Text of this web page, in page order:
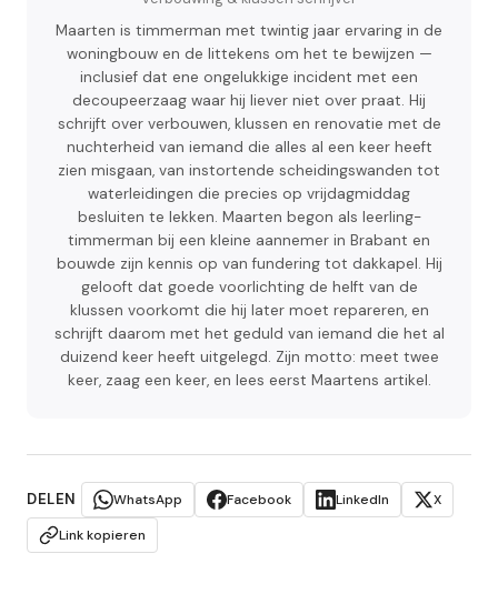
Maarten is timmerman met twintig jaar ervaring in de
woningbouw en de littekens om het te bewijzen —
inclusief dat ene ongelukkige incident met een
decoupeerzaag waar hij liever niet over praat. Hij
schrijft over verbouwen, klussen en renovatie met de
nuchterheid van iemand die alles al een keer heeft
zien misgaan, van instortende scheidingswanden tot
waterleidingen die precies op vrijdagmiddag
besluiten te lekken. Maarten begon als leerling-
timmerman bij een kleine aannemer in Brabant en
bouwde zijn kennis op van fundering tot dakkapel. Hij
gelooft dat goede voorlichting de helft van de
klussen voorkomt die hij later moet repareren, en
schrijft daarom met het geduld van iemand die het al
duizend keer heeft uitgelegd. Zijn motto: meet twee
keer, zaag een keer, en lees eerst Maartens artikel.
DELEN WhatsApp Facebook LinkedIn
X
Link kopieren